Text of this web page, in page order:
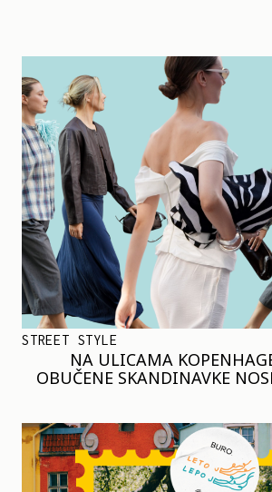
STREET STYLE
NA ULICAMA
OBUČENE SKANDINAVKE